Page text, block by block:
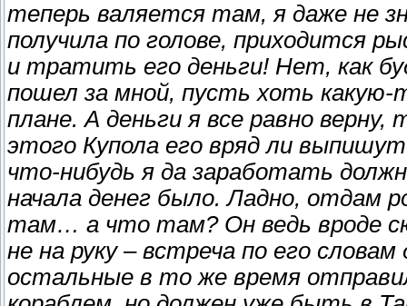
теперь валяется там, я даже не
получила по голове, приходится
и тратить его деньги! Нет, как
пошел за мной, пусть хоть
плане. А деньги я все равно
этого Купола его вряд ли
что-нибудь я да заработать
начала денег было. Ладно, отдам
там… а что там? Он ведь вроде
не на руку – встреча по его
остальные в то же время